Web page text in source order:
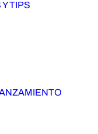
TIPS